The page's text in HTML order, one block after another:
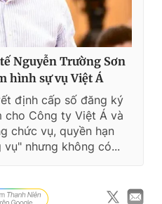
Nguyễn Trường Sơn
hình sự vụ Việt Á
định cấp số đăng ký
cho Công ty Việt Á và
chức vụ, quyền hạn
nhưng không có...